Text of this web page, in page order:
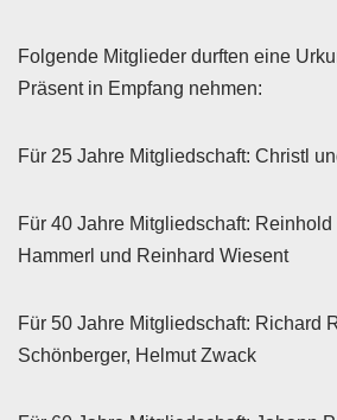
Folgende Mitglieder durften eine
Präsent in Empfang nehmen:
Für 25 Jahre Mitgliedschaft: Christl
Für 40 Jahre Mitgliedschaft: Reinhold
Hammerl und Reinhard Wiesent
Für 50 Jahre Mitgliedschaft: Richard
Schönberger, Helmut Zwack